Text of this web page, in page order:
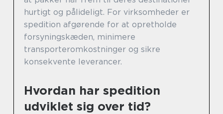
hurtigt og pålideligt. For virksomheder er
spedition afgørende for at opretholde
forsyningskæden, minimere
transporteromkostninger og sikre
konsekvente leverancer.
Hvordan har spedition
udviklet sig over tid?